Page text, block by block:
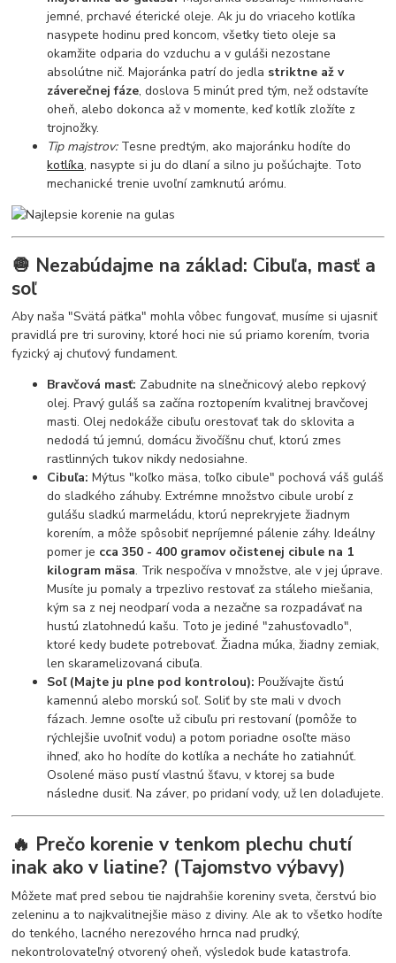
jemné, prchavé éterické oleje. Ak ju do vriaceho kotlíka
nasypete hodinu pred koncom, všetky tieto oleje sa
okamžite odparia do vzduchu a v guláši nezostane
absolútne nič. Majoránka patrí do jedla striktne až v
záverečnej fáze, doslova 5 minút pred tým, než odstavíte
oheň, alebo dokonca až v momente, keď kotlík zložíte z
trojnožky.
Tip majstrov:Tesne predtým, ako majoránku hodíte do
kotlíka, nasypte si ju do dlaní a silno ju pošúchajte. Toto
mechanické trenie uvoľní zamknutú arómu.
🧅 Nezabúdajme na základ: Cibuľa, masť a
soľ
Aby naša "Svätá päťka" mohla vôbec fungovať, musíme si ujasniť
pravidlá pre tri suroviny, ktoré hoci nie sú priamo korením, tvoria
fyzický aj chuťový fundament.
Bravčová masť: Zabudnite na slnečnicový alebo repkový
olej. Pravý guláš sa začína roztopením kvalitnej bravčovej
masti. Olej nedokáže cibuľu orestovať tak do sklovita a
nedodá tú jemnú, domácu živočíšnu chuť, ktorú zmes
rastlinných tukov nikdy nedosiahne.
Cibuľa: Mýtus "koľko mäsa, toľko cibule" pochová váš guláš
do sladkého záhuby. Extrémne množstvo cibule urobí z
gulášu sladkú marmeládu, ktorú neprekryjete žiadnym
korením, a môže spôsobiť nepríjemné pálenie záhy. Ideálny
pomer je cca 350 - 400 gramov očistenej cibule na 1
kilogram mäsa. Trik nespočíva v množstve, ale v jej úprave.
Musíte ju pomaly a trpezlivo restovať za stáleho miešania,
kým sa z nej neodparí voda a nezačne sa rozpadávať na
hustú zlatohnedú kašu. Toto je jediné "zahusťovadlo",
ktoré kedy budete potrebovať. Žiadna múka, žiadny zemiak,
len skaramelizovaná cibuľa.
Soľ (Majte ju plne pod kontrolou): Používajte čistú
kamennú alebo morskú soľ. Soliť by ste mali v dvoch
fázach. Jemne osoľte už cibuľu pri restovaní (pomôže to
rýchlejšie uvoľniť vodu) a potom poriadne osoľte mäso
ihneď, ako ho hodíte do kotlíka a necháte ho zatiahnúť.
Osolené mäso pustí vlastnú šťavu, v ktorej sa bude
následne dusiť. Na záver, po pridaní vody, už len dolaďujete.
🔥 Prečo korenie v tenkom plechu chutí
inak ako v liatine? (Tajomstvo výbavy)
Môžete mať pred sebou tie najdrahšie koreniny sveta, čerstvú bio
zeleninu a to najkvalitnejšie mäso z diviny. Ale ak to všetko hodíte
do tenkého, lacného nerezového hrnca nad prudký,
nekontrolovateľný otvorený oheň, výsledok bude katastrofa.